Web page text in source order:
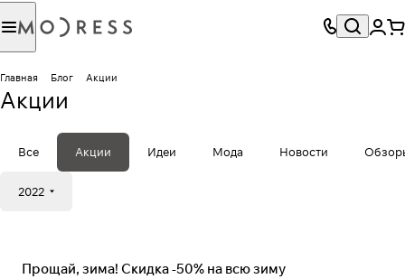
Главная Блог Акции
Акции
Все Акции Идеи Мода Новости
2022
Новости
Прощай, зима! Скидка -50% на всю зиму